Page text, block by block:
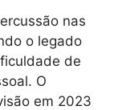
nas
o legado
de
O
em 2023